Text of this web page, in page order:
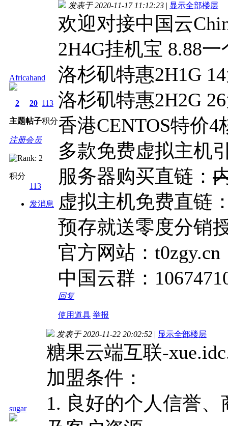
Africahand
2
主题
20
帖子
113
积分
注册会员
积分
113
发消息
发表于 2020-11-17 11:12:23 | 显示全部楼层
欢迎对接中国云
2H4G挂机宝 8.88一
洛杉矶特惠2H1G
洛杉矶特惠2H2G
香港CENTOS特价4
多款免费虚拟主机
服务器购买直链：
虚拟主机免费直链
预存就送零度分销
官方网站：t0zgy.cn
中国云群：
回复
使用道具 举报
sugar
发表于 2020-11-22 20:02:52 | 显示全部楼层
糖果云端互联-
加盟条件：
1. 良好的个人信誉